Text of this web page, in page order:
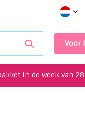
Voor
in de week van